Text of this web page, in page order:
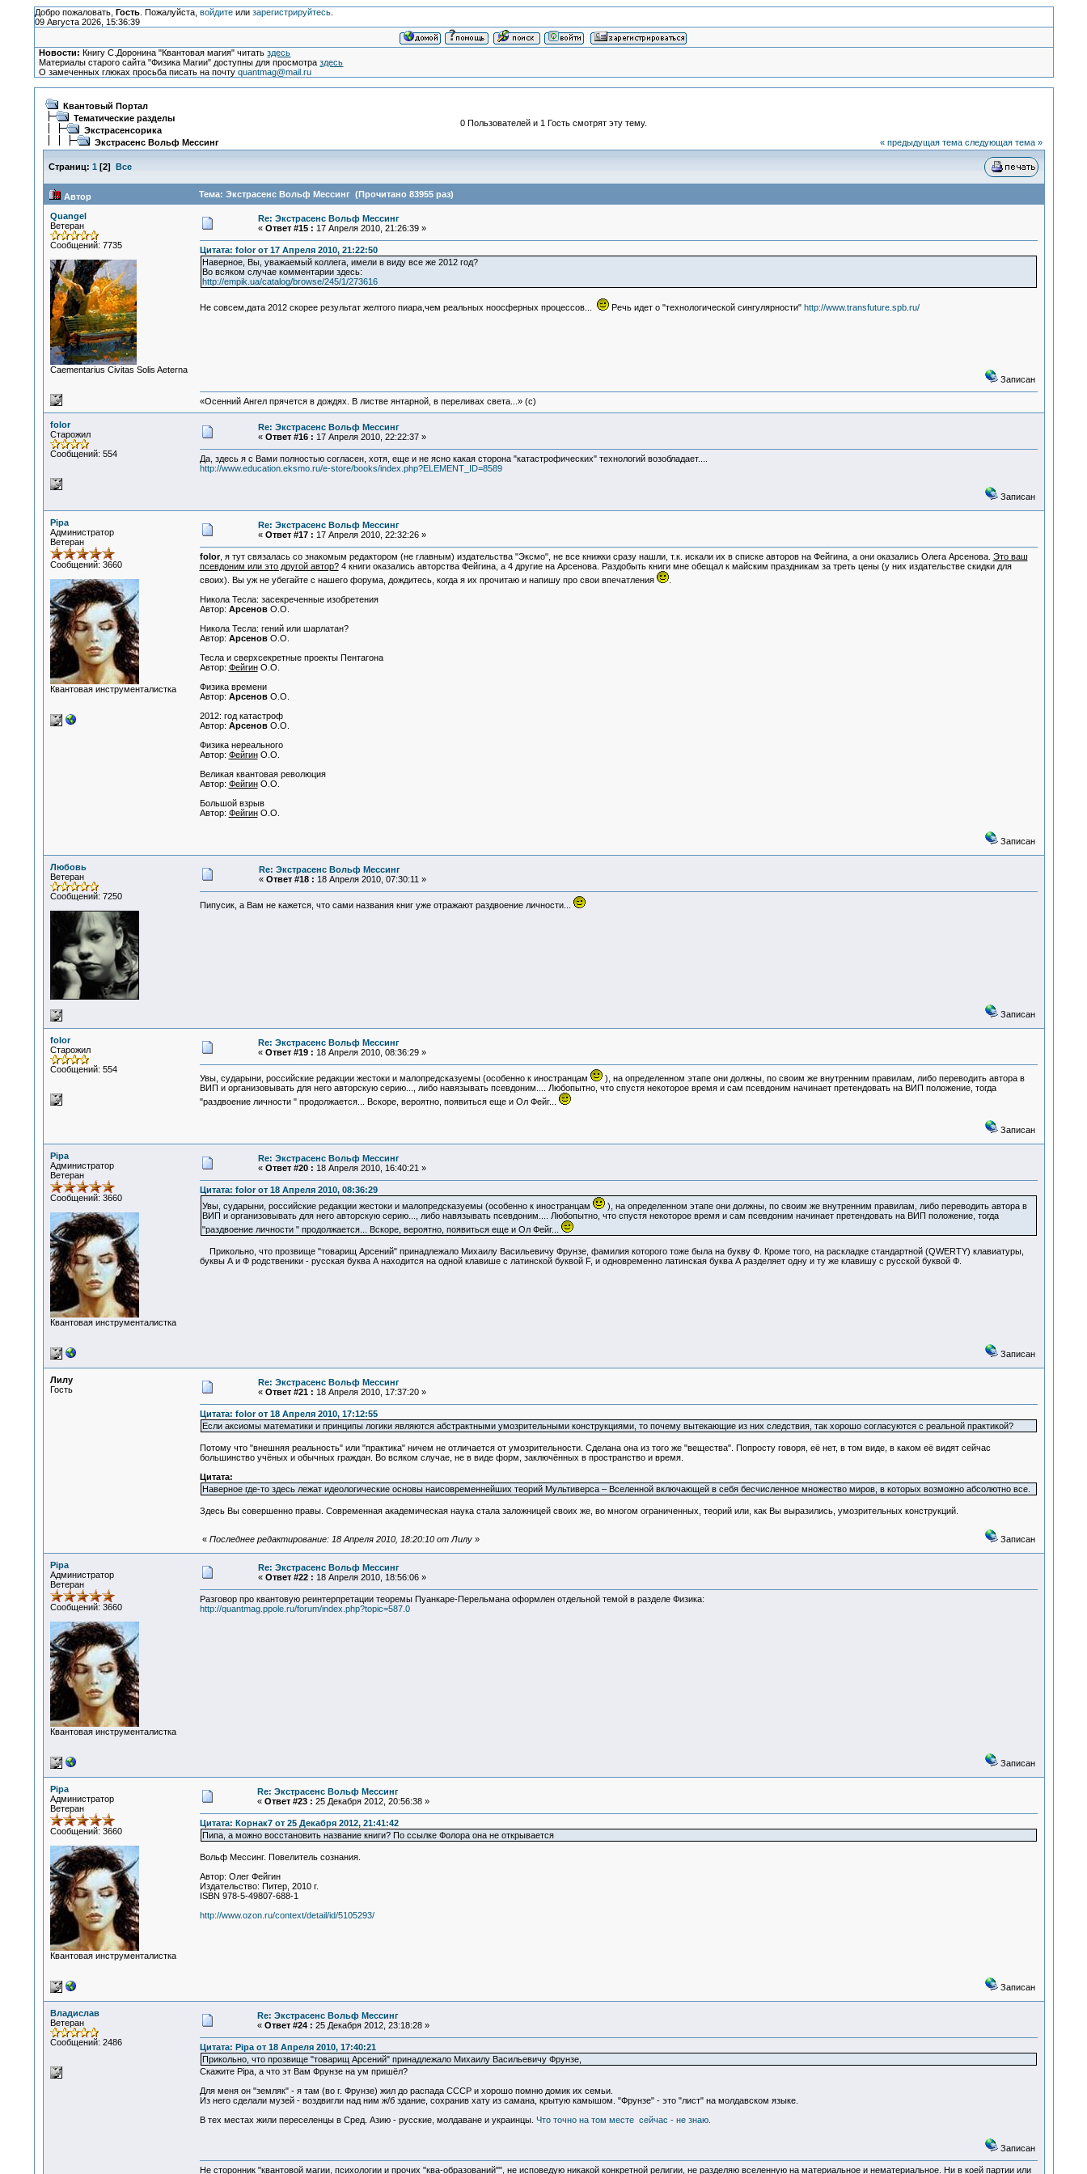
Добро пожаловать, Гость. Пожалуйста, войдитеили зарегистрируйтесь.
09 Августа 2026, 15:36:39
Новости: Книгу С.Доронина "Квантовая магия" читатьздесь
Материалы старого сайта "Физика Магии" доступны для просмотраздесь
О замеченных глюках просьба писать на почтуquantmag@mail.ru
Квантовый Портал
Тематические разделы
Экстрасенсорика
Экстрасенс Вольф Мессинг
0 Пользователей и 1 Гость смотрят эту тему.
« предыдущая тема следующая тема »
Страниц: 1 [2] Все
Автор Тема: Экстрасенс Вольф Мессинг (Прочитано 83955 раз)
Quangel
Ветеран
Сообщений: 7735
Сaementarius Civitas Solis Aeterna
Re: Экстрасенс Вольф Мессинг
« Ответ #15 : 17 Апреля 2010, 21:26:39 »
Цитата: folor от 17 Апреля 2010, 21:22:50
Наверное, Вы, уважаемый коллега, имели в виду все же 2012 год?
Во всяком случае комментарии здесь:
http://empik.ua/catalog/browse/245/1/273616
Не совсем,дата 2012 скорее результат желтого пиара,чем реальных ноосферных процессов... Речь идет о "технологической сингулярности" http://www.transfuture.spb.ru/
Записан
«Осенний Ангел прячется в дождях. В листве янтарной, в переливах света...» (c)
folor
Старожил
Сообщений: 554
Re: Экстрасенс Вольф Мессинг
« Ответ #16 : 17 Апреля 2010, 22:22:37 »
Да, здесь я с Вами полностью согласен, хотя, еще и не ясно какая сторона "катастрофических" технологий возобладает....
http://www.education.eksmo.ru/e-store/books/index.php?ELEMENT_ID=8589
Записан
Pipa
Администратор
Ветеран
Сообщений: 3660
Квантовая инструменталистка
Re: Экстрасенс Вольф Мессинг
« Ответ #17 : 17 Апреля 2010, 22:32:26 »
folor, я тут связалась со знакомым редактором (не главным) издательства "Эксмо", не все книжки сразу нашли, т.к. искали их в списке авторов на Фейгина, а они оказались Олега Арсенова. Это ваш
псевдоним или это другой автор?4 книги оказались авторства Фейгина, а 4 другие на Арсенова. Раздобыть книги мне обещал к майским праздникам за треть цены (у них издательстве скидки для
своих). Вы уж не убегайте с нашего форума, дождитесь, когда я их прочитаю и напишу про свои впечатления
.
Никола Тесла: засекреченные изобретения
Автор: АрсеновО.O.
Никола Тесла: гений или шарлатан?
Автор: АрсеновО.O.
Тесла и сверхсекретные проекты Пентагона
Автор: ФейгинO.O.
Физика времени
Автор: АрсеновО.O.
2012: год катастроф
Автор: АрсеновО.O.
Физика нереального
Автор: ФейгинO.O.
Великая квантовая революция
Автор: ФейгинO.O.
Большой взрыв
Автор: ФейгинO.O.
Записан
Любовь
Ветеран
Сообщений: 7250
Re: Экстрасенс Вольф Мессинг
« Ответ #18 : 18 Апреля 2010, 07:30:11 »
Пипусик, а Вам не кажется, что сами названия книг уже отражают раздвоение личности...
Записан
folor
Старожил
Сообщений: 554
Re: Экстрасенс Вольф Мессинг
« Ответ #19 : 18 Апреля 2010, 08:36:29 »
Увы, сударыни, российские редакции жестоки и малопредсказуемы (особенно к иностранцам
), на определенном этапе они должны, по своим же внутренним правилам, либо переводить автора в
ВИП и организовывать для него авторскую серию..., либо навязывать псевдоним.... Любопытно, что спустя некоторое время и сам псевдоним начинает претендовать на ВИП положение, тогда
"раздвоение личности " продолжается... Вскоре, вероятно, появиться еще и Ол Фейг...
Записан
Pipa
Администратор
Ветеран
Сообщений: 3660
Квантовая инструменталистка
Re: Экстрасенс Вольф Мессинг
« Ответ #20 : 18 Апреля 2010, 16:40:21 »
Цитата: folor от 18 Апреля 2010, 08:36:29
Увы, сударыни, российские редакции жестоки и малопредсказуемы (особенно к иностранцам
), на определенном этапе они должны, по своим же внутренним правилам, либо переводить автора в
ВИП и организовывать для него авторскую серию..., либо навязывать псевдоним.... Любопытно, что спустя некоторое время и сам псевдоним начинает претендовать на ВИП положение, тогда
"раздвоение личности " продолжается... Вскоре, вероятно, появиться еще и Ол Фейг...
Прикольно, что прозвище "товарищ Арсений" принадлежало Михаилу Васильевичу Фрунзе, фамилия которого тоже была на букву Ф. Кроме того, на раскладке стандартной (QWERTY) клавиатуры,
буквы А и Ф родственики - русская буква А находится на одной клавише с латинской буквой F, и одновременно латинская буква А разделяет одну и ту же клавишу с русской буквой Ф.
Записан
Лилу
Гость
Re: Экстрасенс Вольф Мессинг
« Ответ #21 : 18 Апреля 2010, 17:37:20 »
Цитата: folor от 18 Апреля 2010, 17:12:55
Если аксиомы математики и принципы логики являются абстрактными умозрительными конструкциями, то почему вытекающие из них следствия, так хорошо согласуются с реальной практикой?
Потому что "внешняя реальность" или "практика" ничем не отличается от умозрительности. Сделана она из того же "вещества". Попросту говоря, её нет, в том виде, в каком её видят сейчас
большинство учёных и обычных граждан. Во всяком случае, не в виде форм, заключённых в пространство и время.
Цитата:
Наверное где-то здесь лежат идеологические основы наисовременнейших теорий Мультиверса – Вселенной включающей в себя бесчисленное множество миров, в которых возможно абсолютно все.
Здесь Вы совершенно правы. Современная академическая наука стала заложницей своих же, во многом ограниченных, теорий или, как Вы выразились, умозрительных конструкций.
« Последнее редактирование: 18 Апреля 2010, 18:20:10 от Лилу» Записан
Pipa
Администратор
Ветеран
Сообщений: 3660
Квантовая инструменталистка
Re: Экстрасенс Вольф Мессинг
« Ответ #22 : 18 Апреля 2010, 18:56:06 »
Разговор про квантовую реинтерпретации теоремы Пуанкаре-Перельмана оформлен отдельной темой в разделе Физика:
http://quantmag.ppole.ru/forum/index.php?topic=587.0
Записан
Pipa
Администратор
Ветеран
Сообщений: 3660
Квантовая инструменталистка
Re: Экстрасенс Вольф Мессинг
« Ответ #23 : 25 Декабря 2012, 20:56:38 »
Цитата: Корнак7 от 25 Декабря 2012, 21:41:42
Пипа, а можно восстановить название книги? По ссылке Фолора она не открывается
Вольф Мессинг. Повелитель сознания.
Автор: Олег Фейгин
Издательство: Питер, 2010 г.
ISBN 978-5-49807-688-1
http://www.ozon.ru/context/detail/id/5105293/
Записан
Владислав
Ветеран
Сообщений: 2486
Re: Экстрасенс Вольф Мессинг
« Ответ #24 : 25 Декабря 2012, 23:18:28 »
Цитата: Pipa от 18 Апреля 2010, 17:40:21
Прикольно, что прозвище "товарищ Арсений" принадлежало Михаилу Васильевичу Фрунзе,
Скажите Pipa, а что эт Вам Фрунзе на ум пришёл?
Для меня он "земляк" - я там (во г. Фрунзе) жил до распада СССР и хорошо помню домик их семьи.
Из него сделали музей - воздвигли над ним ж/б здание, сохранив хату из самана, крытую камышом. "Фрунзе" - это "лист" на молдавском языке.
В тех местах жили переселенцы в Сред. Азию - русские, молдаване и украинцы. Что точно на том месте сейчас - не знаю.
Записан
Не сторонник "квантовой магии, психологии и прочих "ква-образований"", не исповедую никакой конкретной религии, не разделяю вселенную на материальное и нематериальное. Ни в коей партии или